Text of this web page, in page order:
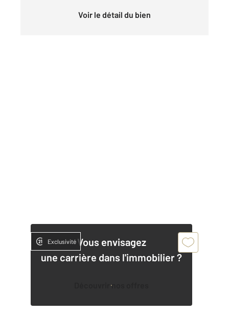
Voir le détail du bien
Vous envisagez
une carrière dans l'immobilier ?
Découvrir nos offres
Exclusivité